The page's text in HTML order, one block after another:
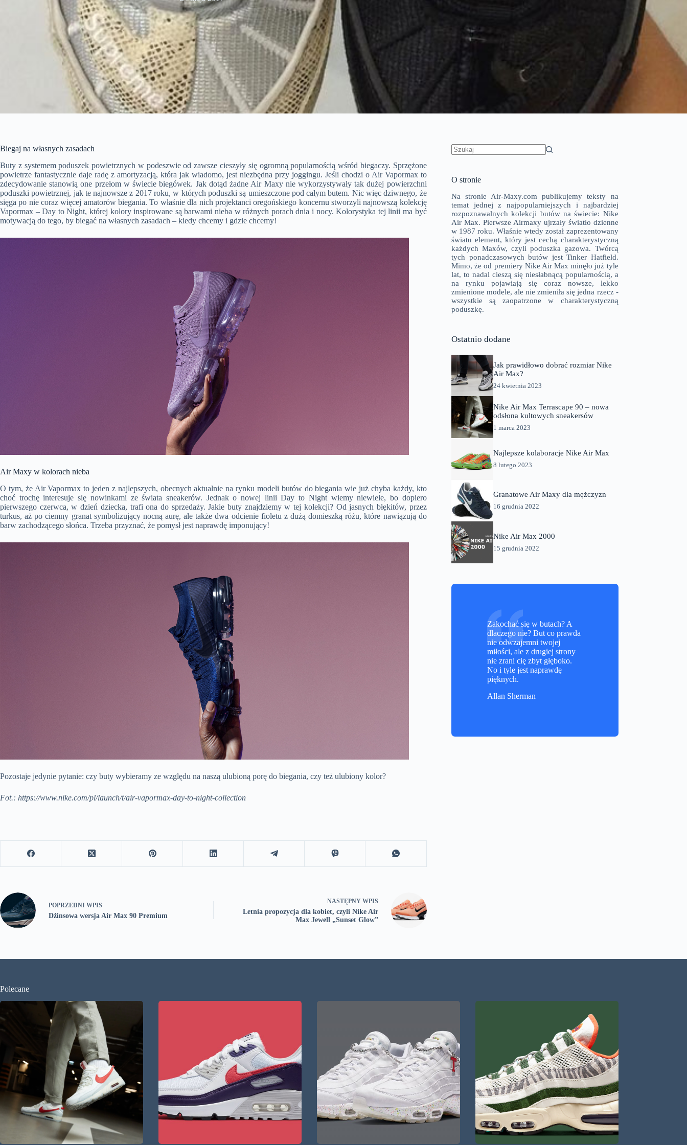
Biegaj na własnych zasadach
Buty z systemem poduszek powietrznych w podeszwie od zawsze cieszyły się ogromną popularnością wśród biegaczy. Sprzężone
powietrze fantastycznie daje radę z amortyzacją, która jak wiadomo, jest niezbędna przy joggingu. Jeśli chodzi o Air Vapormax to
zdecydowanie stanowią one przełom w świecie biegówek. Jak dotąd żadne Air Maxy nie wykorzystywały tak dużej powierzchni
poduszki powietrznej, jak te najnowsze z 2017 roku, w których poduszki są umieszczone pod całym butem. Nic więc dziwnego, że
sięga po nie coraz więcej amatorów biegania. To właśnie dla nich projektanci oregońskiego koncernu stworzyli najnowszą kolekcję
Vapormax – Day to Night, której kolory inspirowane są barwami nieba w różnych porach dnia i nocy. Kolorystyka tej linii ma być
motywacją do tego, by biegać na własnych zasadach – kiedy chcemy i gdzie chcemy!
Air Maxy w kolorach nieba
O tym, że Air Vapormax to jeden z najlepszych, obecnych aktualnie na rynku modeli butów do biegania wie już chyba każdy, kto
choć trochę interesuje się nowinkami ze świata sneakerów. Jednak o nowej linii Day to Night wiemy niewiele, bo dopiero
pierwszego czerwca, w dzień dziecka, trafi ona do sprzedaży. Jakie buty znajdziemy w tej kolekcji? Od jasnych błękitów, przez
turkus, aż po ciemny granat symbolizujący nocną aurę, ale także dwa odcienie fioletu z dużą domieszką różu, które nawiązują do
barw zachodzącego słońca. Trzeba przyznać, że pomysł jest naprawdę imponujący!
Pozostaje jedynie pytanie: czy buty wybieramy ze względu na naszą ulubioną porę do biegania, czy też ulubiony kolor?
Fot.: https://www.nike.com/pl/launch/t/air-vapormax-day-to-night-collection
POPRZEDNI WPIS
Dżinsowa wersja Air Max 90 Premium
NASTĘPNY WPIS
Letnia propozycja dla kobiet, czyli Nike Air
Max Jewell „Sunset Glow”
O stronie
Na stronie Air-Maxy.com publikujemy teksty na
temat jednej z najpopularniejszych i najbardziej
rozpoznawalnych kolekcji butów na świecie: Nike
Air Max. Pierwsze Airmaxy ujrzały światło dzienne
w 1987 roku. Właśnie wtedy został zaprezentowany
światu element, który jest cechą charakterystyczną
każdych Maxów, czyli poduszka gazowa. Twórcą
tych ponadczasowych butów jest Tinker Hatfield.
Mimo, że od premiery Nike Air Max minęło już tyle
lat, to nadal cieszą się niesłabnącą popularnością, a
na rynku pojawiają się coraz nowsze, lekko
zmienione modele, ale nie zmieniła się jedna rzecz -
wszystkie są zaopatrzone w charakterystyczną
poduszkę.
Ostatnio dodane
Jak prawidłowo dobrać rozmiar Nike
Air Max?
24 kwietnia 2023
Nike Air Max Terrascape 90 – nowa
odsłona kultowych sneakersów
1 marca 2023
Najlepsze kolaboracje Nike Air Max
8 lutego 2023
Granatowe Air Maxy dla mężczyzn
16 grudnia 2022
Nike Air Max 2000
15 grudnia 2022
Zakochać się w butach? A
dlaczego nie? But co prawda
nie odwzajemni twojej
miłości, ale z drugiej strony
nie zrani cię zbyt głęboko.
No i tyle jest naprawdę
pięknych.
Allan Sherman
Polecane